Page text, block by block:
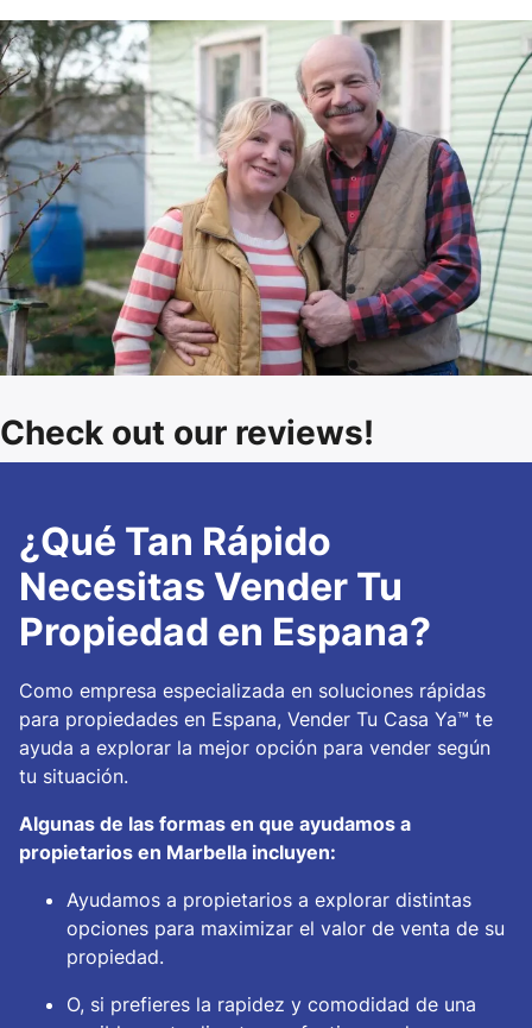
Check out our reviews!
¿Qué Tan Rápido
Necesitas Vender Tu
Propiedad en Espana?
Como empresa especializada en soluciones rápidas
para propiedades en Espana, Vender Tu Casa Ya™ te
ayuda a explorar la mejor opción para vender según
tu situación.
Algunas de las formas en que ayudamos a
propietarios en Marbella incluyen:
Ayudamos a propietarios a explorar distintas
opciones para maximizar el valor de venta de su
propiedad.
O, si prefieres la rapidez y comodidad de una